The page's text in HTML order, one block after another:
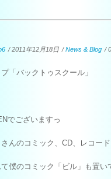
/ 2011年12月18日 /News & Blog /
「バックトゥスクール」
でございますっ
んのコミック、CD、レコード
僕のコミック「ビル」も置い